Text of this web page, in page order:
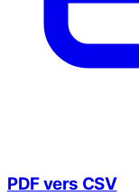
PDF vers CSV